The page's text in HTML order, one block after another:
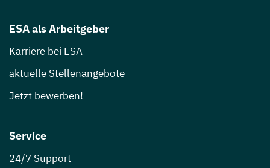
ESA als Arbeitgeber
Karriere bei ESA
aktuelle Stellenangebote
Jetzt bewerben!
Service
24/7 Support